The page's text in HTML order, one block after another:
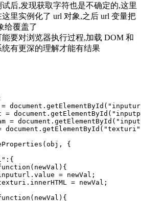
试后,发现获取字符也是不确定的,这里
里实例化了 url 对象,之后 url 变量把
给覆盖了
能要对浏览器执行过程,加载 DOM 和
统有更深的理解才能有结果
document .getElementById(
= document .getElementById(
= document .getElementById(
document .getElementById( "texturi"
{
:{
= newVal;
= newVal;